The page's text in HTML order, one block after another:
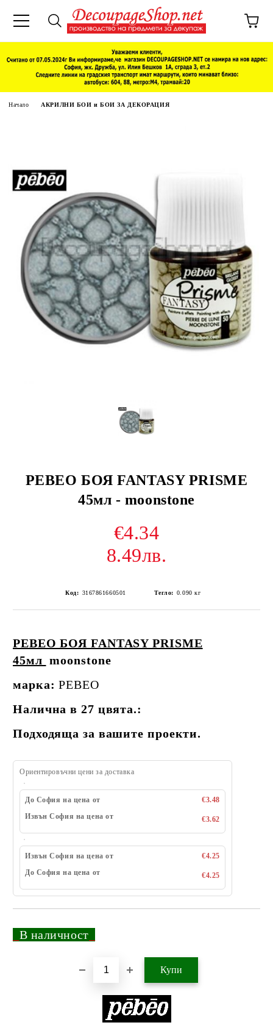
Начало АКРИЛНИ БОИ и БОИ ЗА ДЕКОРАЦИЯ
PEBEO БОЯ FANTASY PRISME
45мл - moonstone
€4.34
8.49лв.
Код: 3167861660501 Тегло: 0.090 кг
PEBEO БОЯ FANTASY PRISME
45мл moonstone
марка: PEBEO
Налична в 27 цвята.:
Подходяща за вашите проекти.
Ориентировъчни цени за доставка
До София на цена от
€3.48
Извън София на цена от
€3.62
Извън София на цена от
€4.25
До София на цена от
€4.25
В наличност